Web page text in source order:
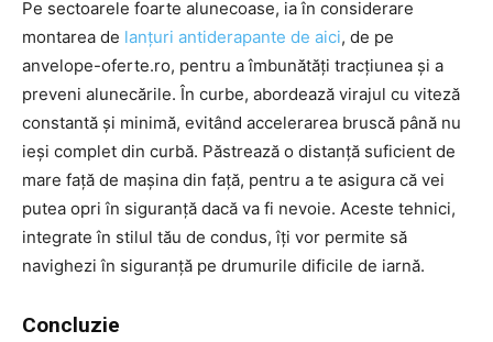
Pe sectoarele foarte alunecoase, ia în considerare
montarea de lanțuri antiderapante de aici, de pe
anvelope-oferte.ro, pentru a îmbunătăți tracțiunea și a
preveni alunecările. În curbe, abordează virajul cu viteză
constantă și minimă, evitând accelerarea bruscă până nu
ieși complet din curbă. Păstrează o distanță suficient de
mare față de mașina din față, pentru a te asigura că vei
putea opri în siguranță dacă va fi nevoie. Aceste tehnici,
integrate în stilul tău de condus, îți vor permite să
navighezi în siguranță pe drumurile dificile de iarnă.
Concluzie